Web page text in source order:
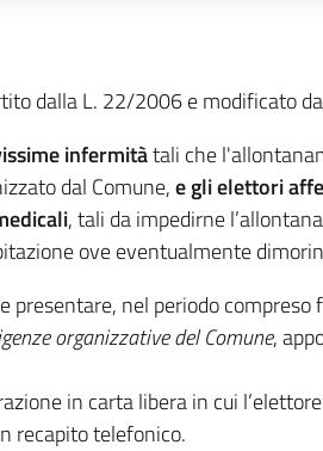
dalla L. 22/2006 e modificato
infermitàtali che
dal Comune,e gli elettori
, tali da impedirne
ove eventualmente
presentare, nel periodo compreso
organizzative del Comune,
in carta libera in cui
recapito telefonico.